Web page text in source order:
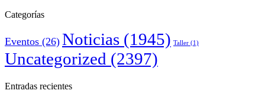
Categorías
Eventos (26) Noticias (1945) Taller (1)
Uncategorized (2397)
Entradas recientes